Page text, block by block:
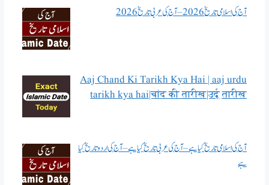
آج کی اسلامی تاریخ 2026 – آج کی عربی تاریخ 2026
Aaj Chand Ki Tarikh Kya Hai | aaj urdu
tarikh kya hai|चांद की तारीख|उर्दू तारीख
آج کی اسلامی تاریخ کیا ہے – آج کی عربی تاریخ کیا ہے – آج کی اردو تاریخ کیا